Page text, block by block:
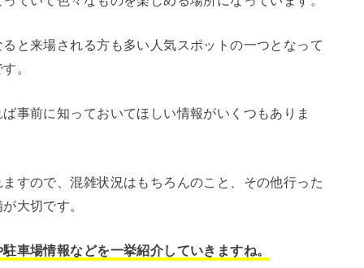
と来場される方も多い人気スポットの一つとなって
。
事前に知っておいてほしい情報がいくつもありま
すので、混雑状況はもちろんのこと、その他行った
大切です。
車場情報などを一挙紹介していきますね。